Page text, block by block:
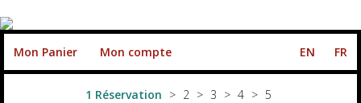
FR
EN
Mon Panier Mon compte
Réservation